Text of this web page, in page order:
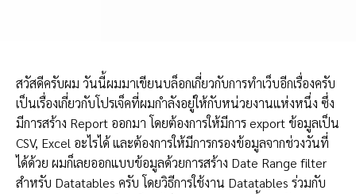
สวัสดีครับผม วันนี้ผมมาเขียนบล็อกเกี่ยวกับการทำเว็บอีกเรื่องครับ
เป็นเรื่องเกี่ยวกับโปรเจ็คที่ผมกำลังอยู่ให้กับหน่วยงานแห่งหนึ่ง ซึ่ง
มีการสร้าง Report ออกมา โดยต้องการให้มีการ export ข้อมูลเป็น
CSV, Excel อะไรได้ และต้องการให้มีการกรองข้อมูลจากช่วงวันที่
ได้ด้วย ผมก็เลยออกแบบข้อมูลด้วยการสร้าง Date Range filter
สำหรับ Datatables ครับ โดยวิธีการใช้งาน Datatables ร่วมกับ